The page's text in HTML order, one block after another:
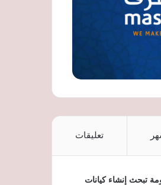
تعليقات
تبحث إنشاء كيانات